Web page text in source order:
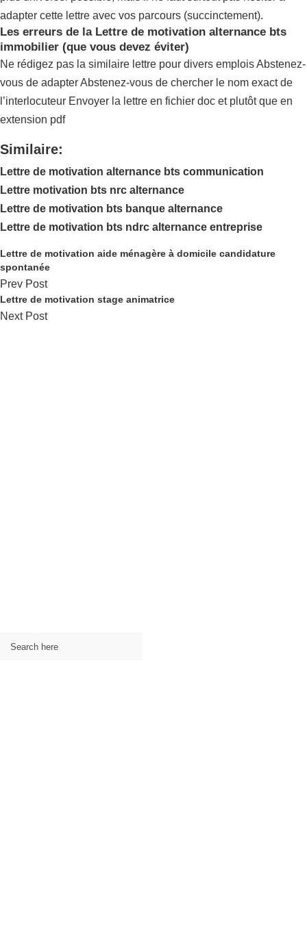
adapter cette lettre avec vos parcours (succinctement).
Les erreurs de la Lettre de motivation alternance bts
immobilier (que vous devez éviter)
Ne rédigez pas la similaire lettre pour divers emplois Abstenez-
vous de adapter Abstenez-vous de chercher le nom exact de
l’interlocuteur Envoyer la lettre en fichier doc et plutôt que en
extension pdf
Similaire:
Lettre de motivation alternance bts communication
Lettre motivation bts nrc alternance
Lettre de motivation bts banque alternance
Lettre de motivation bts ndrc alternance entreprise
Lettre de motivation aide ménagère à domicile candidature
spontanée
Prev Post
Lettre de motivation stage animatrice
Next Post